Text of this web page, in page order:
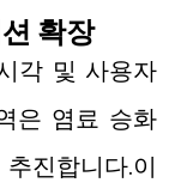
확장
각 및 사용자
은 염료 승화
진합니다.이